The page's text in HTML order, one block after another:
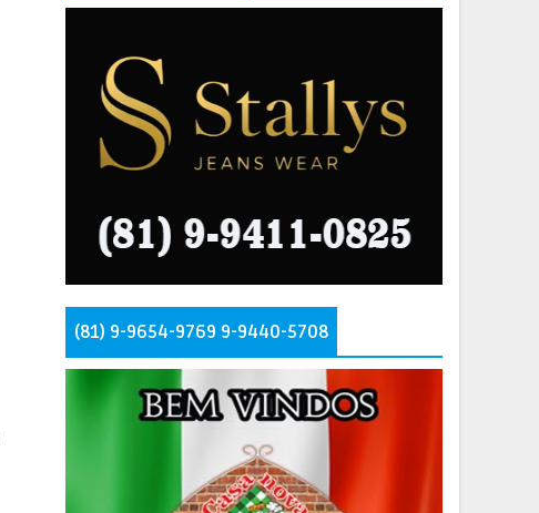
(81) 9-9654-9769 9-9440-5708